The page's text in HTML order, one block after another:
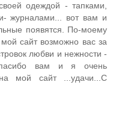
одеждой - тапками,
журналами... вот вам и
появятся. По-моему
сайт возможно вас за
любви и нежности -
вам и я очень
мой сайт ...удачи...С